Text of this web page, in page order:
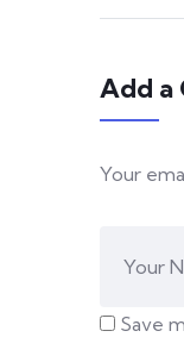
Add a
Your
Save